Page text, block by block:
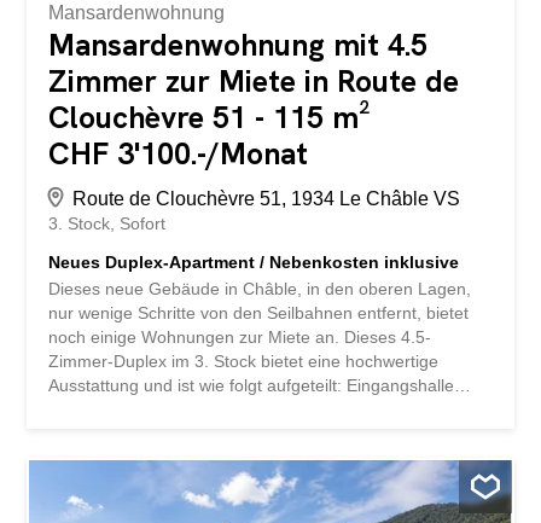
Mansardenwohnung
Mansardenwohnung mit 4.5
Zimmer zur Miete in Route de
Clouchèvre 51 - 115 m²
CHF 3'100.-/Monat
Route de Clouchèvre 51, 1934 Le Châble VS
3. Stock Sofort
Neues Duplex-Apartment / Nebenkosten inklusive
Dieses neue Gebäude in Châble, in den oberen Lagen,
nur wenige Schritte von den Seilbahnen entfernt, bietet
noch einige Wohnungen zur Miete an. Dieses 4.5-
Zimmer-Duplex im 3. Stock bietet eine hochwertige
Ausstattung und ist wie folgt aufgeteilt: Eingangshalle
Parkplätze Zusätzlich zur Miete ist eine
Nebenkostenpauschale von 300.-/Monat zu entrichten.
Ce nouvel immeuble dans les hauts du Châble, à